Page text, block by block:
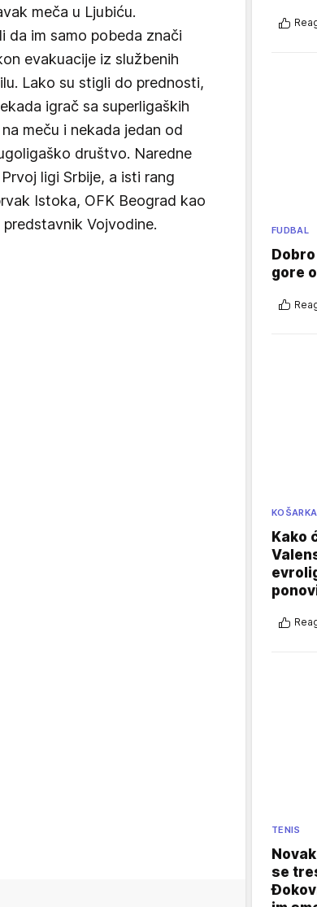
meča u Ljubiću.
da im samo pobeda znači
evakuacije iz službenih
Lako su stigli do prednosti,
igrač sa superligaških
meču i nekada jedan od
društvo. Naredne
ligi Srbije, a isti rang
Istoka, OFK Beograd kao
Vojvodine.
FUDBAL
gore
KOŠARKA
Kako
TENIS
se